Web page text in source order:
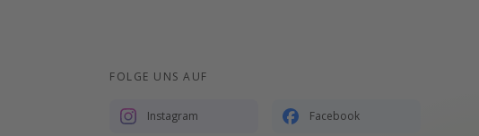
FOLGE UNS AUF
Instagram Facebook